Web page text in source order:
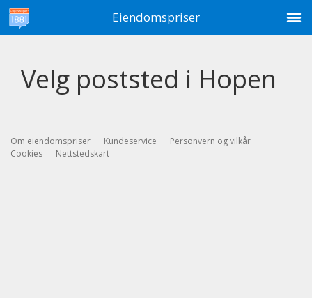
Eiendomspriser
Velg poststed i Hopen
Om eiendomspriser Kundeservice
Personvern og vilkår
Cookies
Nettstedskart